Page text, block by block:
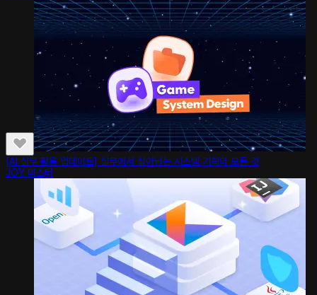
[AI 실무 활용 업데이트] 실무에서 살아남는 시스템 기획의 모든 것
JOY 마스터